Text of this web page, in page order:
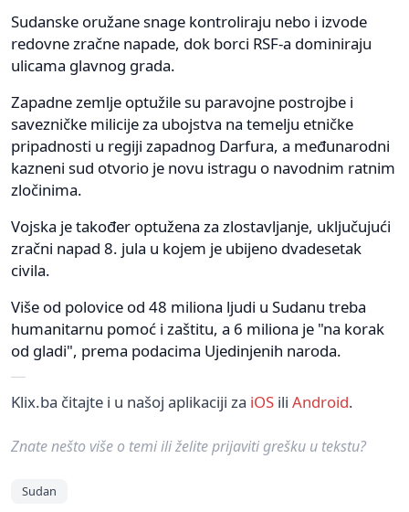
Sudanske oružane snage kontroliraju nebo i izvode
redovne zračne napade, dok borci RSF-a dominiraju
ulicama glavnog grada.
Zapadne zemlje optužile su paravojne postrojbe i
savezničke milicije za ubojstva na temelju etničke
pripadnosti u regiji zapadnog Darfura, a međunarodni
kazneni sud otvorio je novu istragu o navodnim ratnim
zločinima.
Vojska je također optužena za zlostavljanje, uključujući
zračni napad 8. jula u kojem je ubijeno dvadesetak
civila.
Više od polovice od 48 miliona ljudi u Sudanu treba
humanitarnu pomoć i zaštitu, a 6 miliona je "na korak
od gladi", prema podacima Ujedinjenih naroda.
Klix.ba čitajte i u našoj aplikaciji za iOS ili Android.
Znate nešto više o temi ili želite prijaviti grešku u tekstu?
Sudan